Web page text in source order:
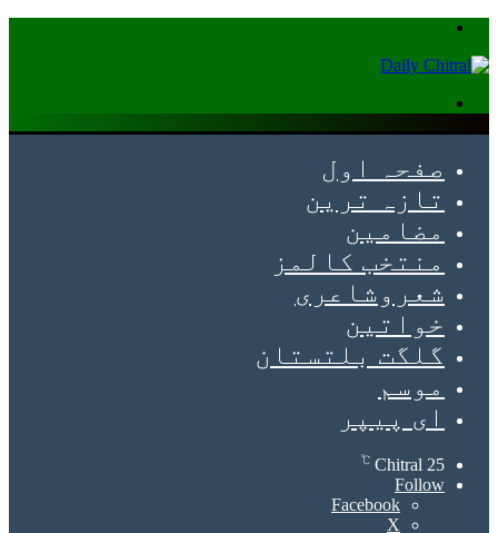
صفحہ اول
تازہ ترین
مضامین
منتخب کالمز
شعروشاعری
خواتین
گلگت بلتستان
موسم
ای پیپر
Chitral 25
℃
Follow
Facebook
X